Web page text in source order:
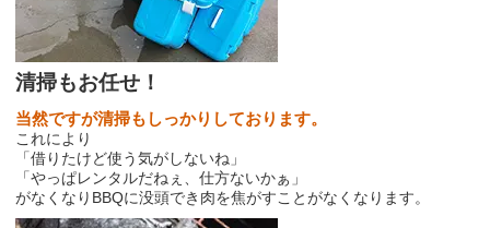
清掃もお任せ！
当然ですが清掃もしっかりしております。
これにより
「借りたけど使う気がしないね」
「やっぱレンタルだねぇ、仕方ないかぁ」
がなくなりBBQに没頭でき肉を焦がすことがなくなります。